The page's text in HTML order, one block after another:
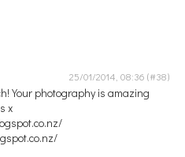
25/01/2014, 08:36
Your photography is amazing
x